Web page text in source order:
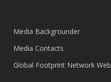
Media Backgrounder
Media Contacts
Global Footprint Network